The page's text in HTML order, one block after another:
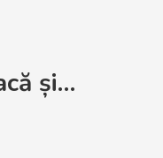
și…